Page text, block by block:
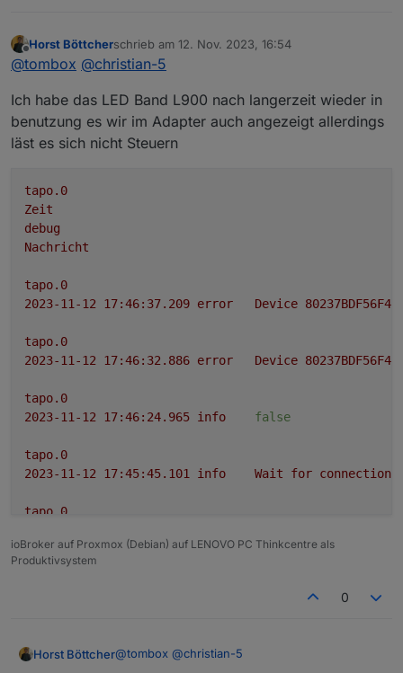
Offline
Horst Böttcherschrieb am 12. Nov. 2023, 16:54
zuletzt editiert von
@tombox @christian-5
Ich habe das LED Band L900 nach langerzeit wieder in
benutzung es wir im Adapter auch angezeigt allerdings
läst es sich nicht Steuern
tapo.0
Zeit
debug
Nachricht
tapo.0
error Device
tapo.0
error Device
tapo.0
info false
tapo.0
info Wait for connections
tapo.0
tapo.0
ioBroker auf Proxmox (Debian) auf LENOVO PC Thinkcentre als
Produktivsystem
0
Horst Böttcher@tombox @christian-5